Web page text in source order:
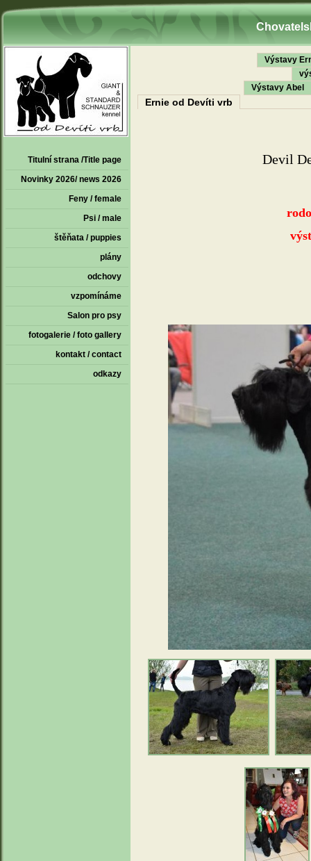
Titulní strana /Title page
Novinky 2026/ news 2026
Feny / female
Psi / male
štěňata / puppies
plány
odchovy
vzpomínáme
Salon pro psy
fotogalerie / foto gallery
kontakt / contact
odkazy
Ernie od Devíti vrb
Výstavy
Výstavy Abel
Devil